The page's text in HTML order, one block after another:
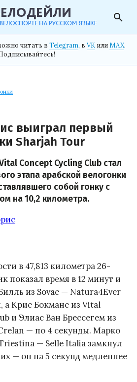
search
читать в Telegram, в VK илиMAX.
выиграл первый
Sharjah Tour
Concept Cycling Club стал
этапа арабской велогонки
собой гонку с
на 10,2 километра.
в 47,813 километра 26-
показал время в 12 минут и
из Sovac — Natura4Ever
а Крис Бокманс из Vital
и Элиас Ван Брессегем из
— по 4 секунды. Марко
— Selle Italia замкнул
— он на 5 секунд медленнее